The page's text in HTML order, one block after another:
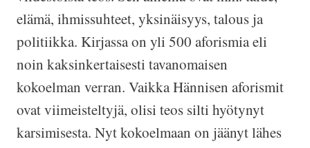
elämä, ihmissuhteet, yksinäisyys, talous ja
politiikka. Kirjassa on yli 500 aforismia eli
noin kaksinkertaisesti tavanomaisen
kokoelman verran. Vaikka Hännisen aforismit
ovat viimeisteltyjä, olisi teos silti hyötynyt
karsimisesta. Nyt kokoelmaan on jäänyt lähes